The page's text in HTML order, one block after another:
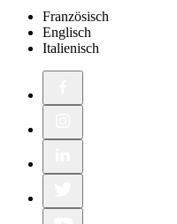
Französisch
Englisch
Italienisch